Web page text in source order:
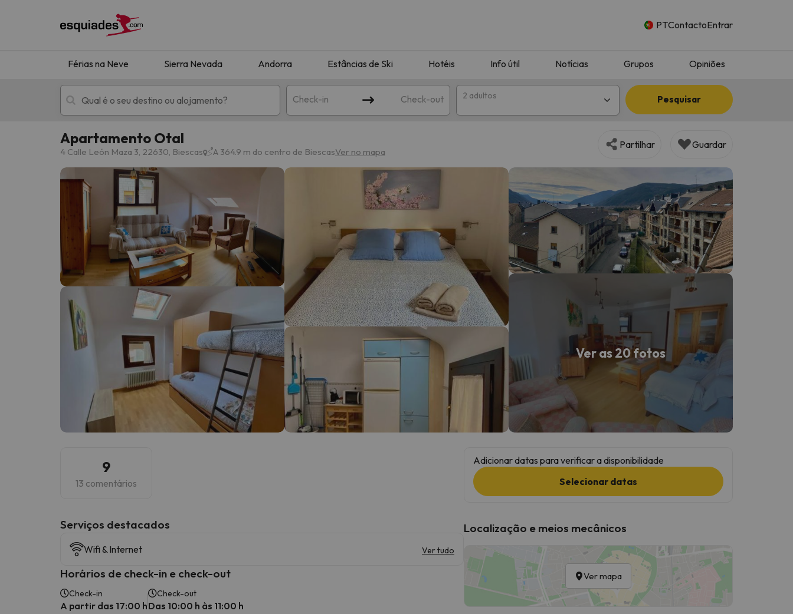
PTContactoEntrar
Férias na Neve Sierra Nevada Andorra Estâncias de Ski Hotéis Info útil Notícias Grupos Opiniões
Check-in Check-out 2 adultos Pesquisar
Férias na neve Hotéis de montanha
Oops, não encontramos nenhum resultado que corresponda à sua pesquisa. Tente modificar o destino.
Bem, parece que o nosso Seeker perdeu o seu caminho. Assim que encontrar a sua bússola, estará de volta.
Apartamento Otal
4 Calle León Maza 3, 22630, Biescas A 364.9 m do centro de BiescasVer no mapa
Partilhar Guardar
Ver as 20 fotos
9
13 comentários
Serviços destacados
Wifi & Internet Ver tudo
Horários de check-in e check-out
Check-in
A partir das 17:00 h
Check-out
Das 10:00 h às 11:00 h
Adicionar datas para verificar a disponibilidade
Selecionar datas
Localização e meios mecânicos
Ver mapa